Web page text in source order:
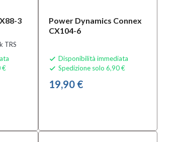
3
TRS
€
Power Dynamics Connex
CX104-6
 Disponibilità immediata
 Spedizione solo 6,90 €
19,90 €